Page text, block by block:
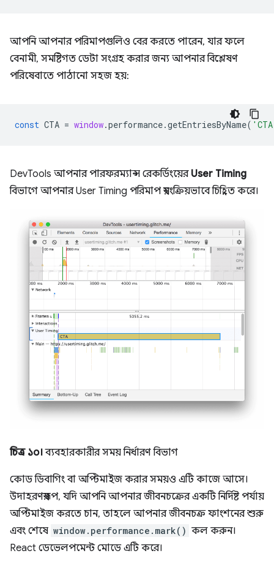
আপনি আপনার পরিমাপগুলিও বের করতে পারেন, যার ফলে
বেনামী, সমষ্টিগত ডেটা সংগ্রহ করার জন্য আপনার বিশ্লেষণ
পরিষেবাতে পাঠানো সহজ হয়:
const CTA = window.performance.getEntriesByName(
DevTools আপনার পারফরম্যান্স রেকর্ডিংয়ের User Timing
বিভাগে আপনার User Timing পরিমাপ স্বয়ংক্রিয়ভাবে চিহ্নিত করে।
চিত্র ১০।ব্যবহারকারীর সময় নির্ধারণ বিভাগ
কোড ডিবাগিং বা অপ্টিমাইজ করার সময়ও এটি কাজে আসে।
উদাহরণস্বরূপ, যদি আপনি আপনার জীবনচক্রের একটি নির্দিষ্ট পর্যায়
অপ্টিমাইজ করতে চান, তাহলে আপনার জীবনচক্র ফাংশনের শুরু
এবং শেষে window.performance.mark() কল করুন।
React ডেভেলপমেন্ট মোডে এটি করে।